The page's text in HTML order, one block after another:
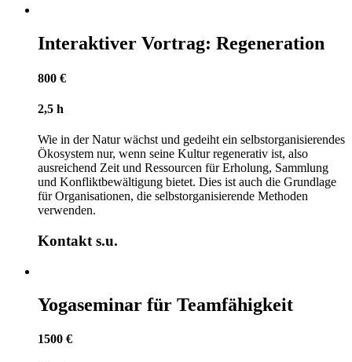
Interaktiver Vortrag: Regeneration
800 €
2,5 h
Wie in der Natur wächst und gedeiht ein selbstorganisierendes
Ökosystem nur, wenn seine Kultur regenerativ ist, also
ausreichend Zeit und Ressourcen für Erholung, Sammlung
und Konfliktbewältigung bietet. Dies ist auch die Grundlage
für Organisationen, die selbstorganisierende Methoden
verwenden.
Kontakt s.u.
Yogaseminar für Teamfähigkeit
1500 €